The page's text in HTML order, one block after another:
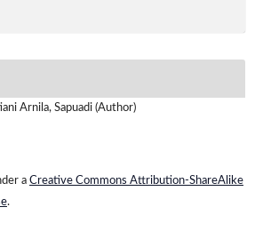
Arnila, Sapuadi (Author)
a Creative Commons Attribution-ShareAlike
.